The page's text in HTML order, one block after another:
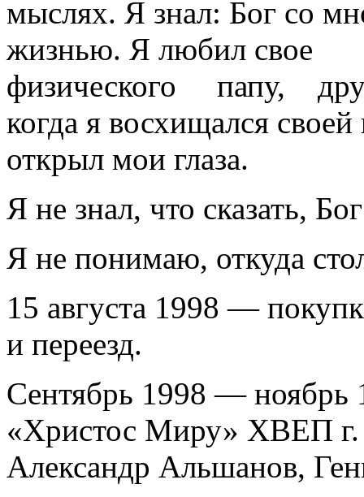
мыслях. Я знал: Бог
жизнью. Я любил
физического папу,
когда я восхищался
открыл мои глаза.
Я не знал, что сказать,
Я не понимаю, откуда
15 августа 1998 —
и переезд.
Сентябрь 1998 —
«Христос Миру» ХВЕП г.
Александр Альшанов,